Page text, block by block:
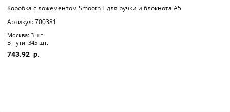
Коробка с ложементом Smooth L для ручки и блокнота А5
Артикул: 700381
Москва: 3 шт.
В пути: 345 шт.
743.92